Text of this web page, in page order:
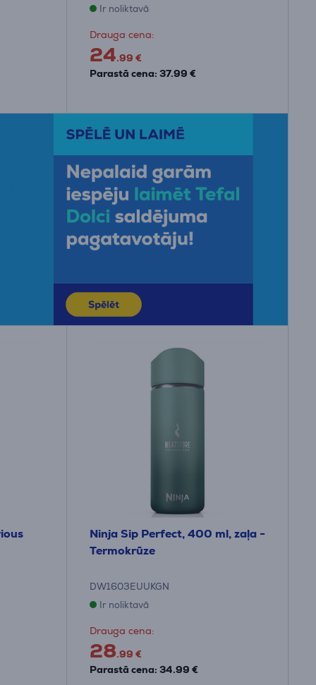
Ir noliktavā
Drauga cena:
24.99 €
Parastā cena: 37.99 €
Ninja Sip Perfect, 400 ml, zaļa -
Termokrūze
DW1603EUUKGN
Ir noliktavā
Drauga cena:
28.99 €
Parastā cena: 34.99 €